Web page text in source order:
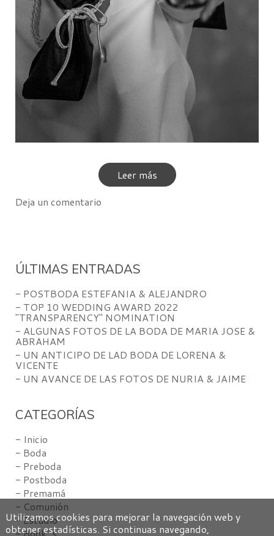
Leer más
Deja un comentario
ÚLTIMAS ENTRADAS
- POSTBODA ESTEFANIA & ALEJANDRO
- TOP 10 WEDDING AWARD 2022
"TRANSPARENCY" NOMINATION
- ALGUNAS FOTOS DE LA BODA DE MARIA JOSE &
ABRAHAM
- UN ANTICIPO DE LAD BODA DE LORENA &
VICENTE
- UN AVANCE DE LAS FOTOS DE NURIA & JAIME
CATEGORÍAS
- Inicio
- Boda
- Preboda
- Postboda
- Premamá
- Comunión
- Estudio
- Book´s
Utilizamos cookies para mejorar la navegación web y
obtener estadísticas. Si continuas navegando,